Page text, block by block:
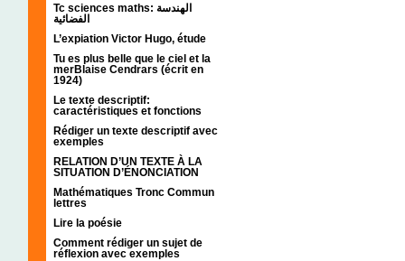
Tc sciences maths: الهندسة
الفضائية
L’expiation Victor Hugo, étude
Tu es plus belle que le ciel et la
merBlaise Cendrars (écrit en
1924)
Le texte descriptif:
caractéristiques et fonctions
Rédiger un texte descriptif avec
exemples
RELATION D’UN TEXTE À LA
SITUATION D’ÉNONCIATION
Mathématiques Tronc Commun
lettres
Lire la poésie
Comment rédiger un sujet de
réflexion avec exemples